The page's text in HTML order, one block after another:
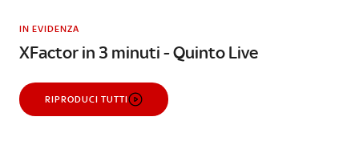
IN EVIDENZA
XFactor in 3 minuti - Quinto Live
RIPRODUCI TUTTI